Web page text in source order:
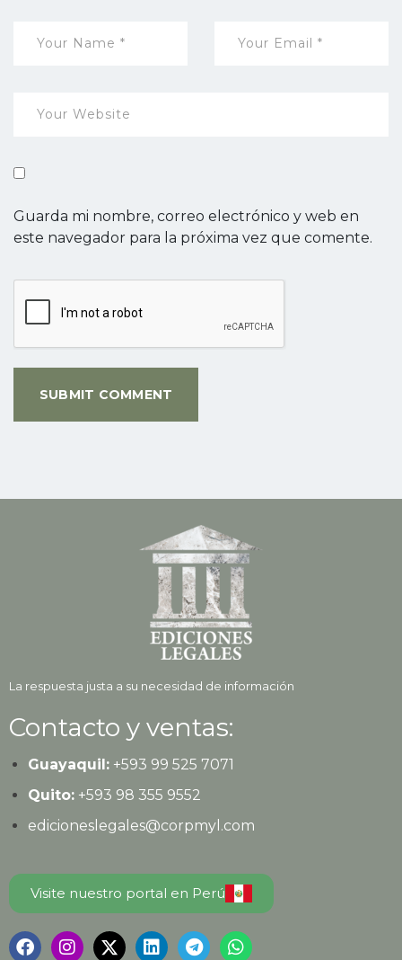
Guarda mi nombre, correo electrónico y web en
este navegador para la próxima vez que comente.
La respuesta justa a su necesidad de información
Contacto y ventas:
Guayaquil:+593 99 525 7071
Quito:+593 98 355 9552
edicioneslegales@corpmyl.com
Visite nuestro portal en Perú